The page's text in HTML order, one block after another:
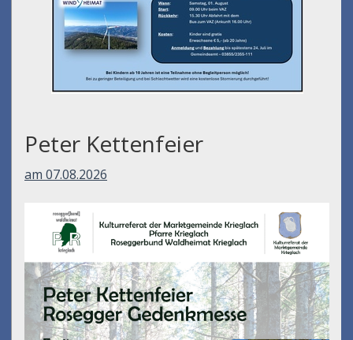
Peter Kettenfeier
am 07.08.2026